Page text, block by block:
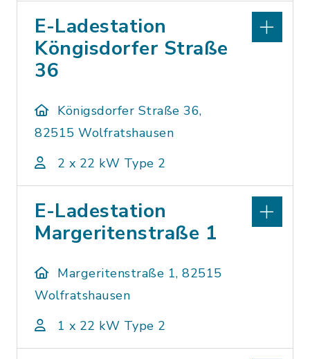
E-Ladestation
Köngisdorfer Straße
36
Königsdorfer Straße 36,
82515 Wolfratshausen
2 x 22 kW Type 2
E-Ladestation
Margeritenstraße 1
Margeritenstraße 1, 82515
Wolfratshausen
1 x 22 kW Type 2